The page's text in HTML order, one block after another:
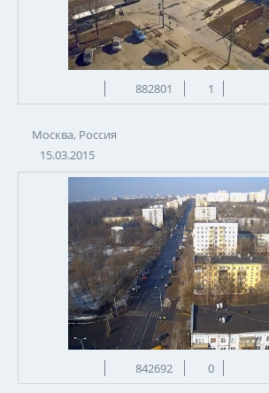
882801 1
Москва, Россия
15.03.2015
842692 0